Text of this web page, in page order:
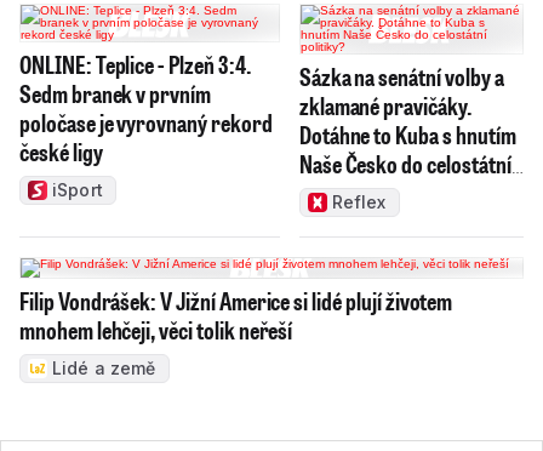
ONLINE: Teplice - Plzeň 3:4.
Sedm branek v prvním
poločase je vyrovnaný rekord
české ligy
iSport
Sázka na senátní volby a
zklamané pravičáky.
Dotáhne to Kuba s hnutím
Naše Česko do celostátní
politiky?
Reflex
Filip Vondrášek: V Jižní Americe si lidé plují životem
mnohem lehčeji, věci tolik neřeší
Lidé a země